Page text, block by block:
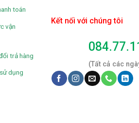
toán
vận
trả hàng
dụng
Kết nối với chúng tôi
(Tất cả các